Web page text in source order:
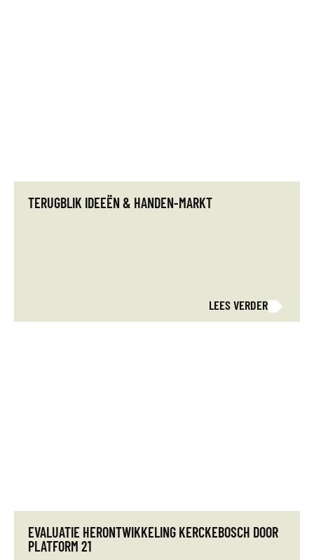
TERUGBLIK IDEEËN & HANDEN-MARKT
LEES VERDER
EVALUATIE HERONTWIKKELING KERCKEBOSCH DOOR
PLATFORM 21